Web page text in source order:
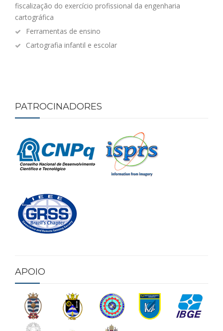
fiscalização do exercício profissional da engenharia
cartográfica
Ferramentas de ensino
Cartografia infantil e escolar
PATROCINADORES
APOIO